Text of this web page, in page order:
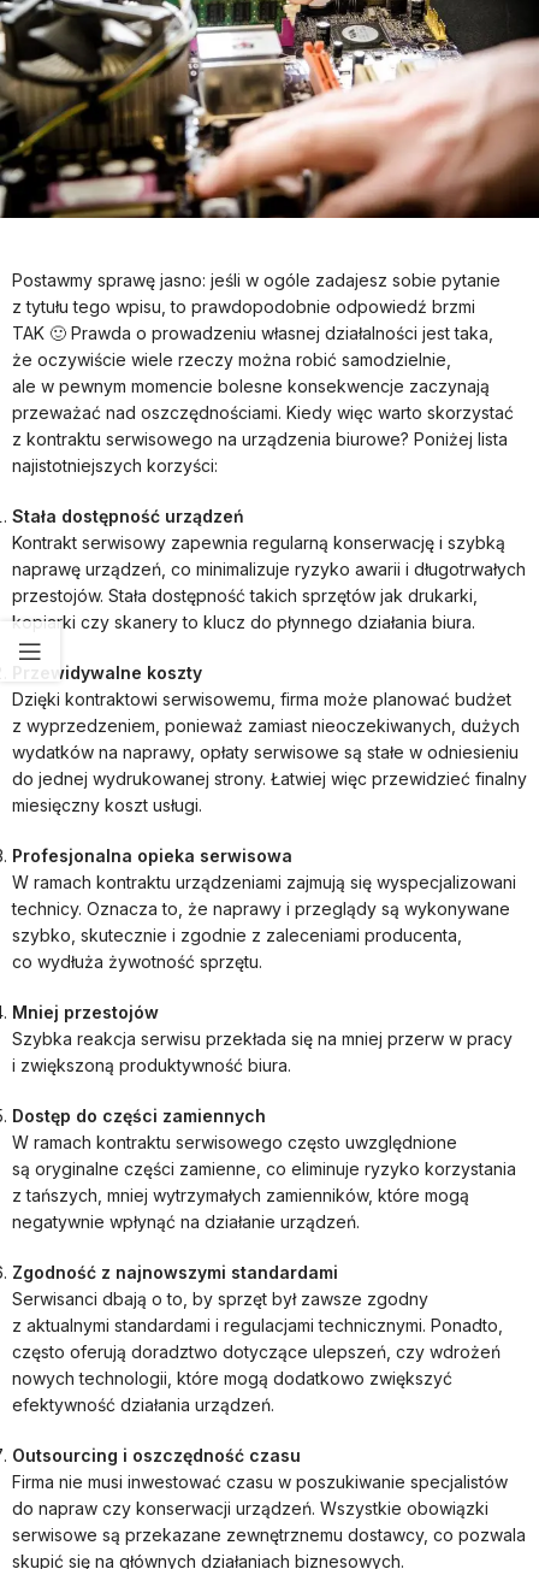
Postawmy sprawę jasno: jeśli w ogóle zadajesz sobie pytanie
z tytułu tego wpisu, to prawdopodobnie odpowiedź brzmi
TAK 🙂 Prawda o prowadzeniu własnej działalności jest taka,
że oczywiście wiele rzeczy można robić samodzielnie,
ale w pewnym momencie bolesne konsekwencje zaczynają
przeważać nad oszczędnościami. Kiedy więc warto skorzystać
z kontraktu serwisowego na urządzenia biurowe? Poniżej lista
najistotniejszych korzyści:
Stała dostępność urządzeń
Kontrakt serwisowy zapewnia regularną konserwację i szybką
naprawę urządzeń, co minimalizuje ryzyko awarii i długotrwałych
przestojów. Stała dostępność takich sprzętów jak drukarki,
kopiarki czy skanery to klucz do płynnego działania biura.
Przewidywalne koszty
Dzięki kontraktowi serwisowemu, firma może planować budżet
z wyprzedzeniem, ponieważ zamiast nieoczekiwanych, dużych
wydatków na naprawy, opłaty serwisowe są stałe w odniesieniu
do jednej wydrukowanej strony. Łatwiej więc przewidzieć finalny
miesięczny koszt usługi.
Profesjonalna opieka serwisowa
W ramach kontraktu urządzeniami zajmują się wyspecjalizowani
technicy. Oznacza to, że naprawy i przeglądy są wykonywane
szybko, skutecznie i zgodnie z zaleceniami producenta,
co wydłuża żywotność sprzętu.
Mniej przestojów
Szybka reakcja serwisu przekłada się na mniej przerw w pracy
i zwiększoną produktywność biura.
Dostęp do części zamiennych
W ramach kontraktu serwisowego często uwzględnione
są oryginalne części zamienne, co eliminuje ryzyko korzystania
z tańszych, mniej wytrzymałych zamienników, które mogą
negatywnie wpłynąć na działanie urządzeń.
Zgodność z najnowszymi standardami
Serwisanci dbają o to, by sprzęt był zawsze zgodny
z aktualnymi standardami i regulacjami technicznymi. Ponadto,
często oferują doradztwo dotyczące ulepszeń, czy wdrożeń
nowych technologii, które mogą dodatkowo zwiększyć
efektywność działania urządzeń.
Outsourcing i oszczędność czasu
Firma nie musi inwestować czasu w poszukiwanie specjalistów
do napraw czy konserwacji urządzeń. Wszystkie obowiązki
serwisowe są przekazane zewnętrznemu dostawcy, co pozwala
skupić się na głównych działaniach biznesowych.